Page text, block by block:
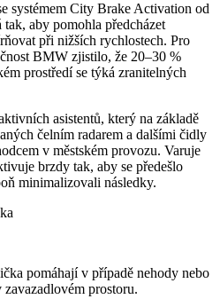
systémem City Brake Activation od
aby pomohla předcházet
při nižších rychlostech. Pro
BMW zjistilo, že 20–30 %
prostředí se týká zranitelných
asistentů, který na základě
čelním radarem a dalšími čidly
v městském provozu. Varuje
brzdy tak, aby se předešlo
minimalizovali následky.
pomáhají v případě nehody nebo
zavazadlovém prostoru.